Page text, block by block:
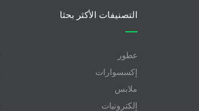
التصنيفات الأكثر بحثا
عطور
إكسسوارات
ملابس
إلكترونيات